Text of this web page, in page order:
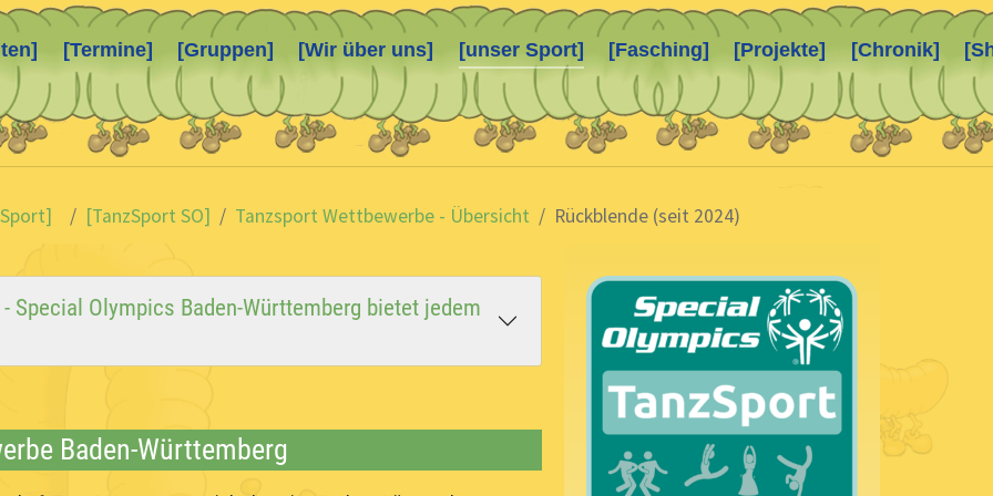
[Termine] [Gruppen] [Wir über uns] [unser Sport] [Fasching] [Projekte] [Chronik]
[TanzSport SO] Tanzsport Wettbewerbe - Übersicht Rückblende (seit 2024)
Special Olympics Baden-Württemberg bietet jedem
Baden-Württemberg